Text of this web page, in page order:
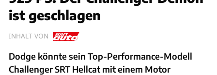
ist geschlagen
INHALT VON
Dodge könnte sein Top-Performance-Modell
Challenger SRT Hellcat mit einem Motor